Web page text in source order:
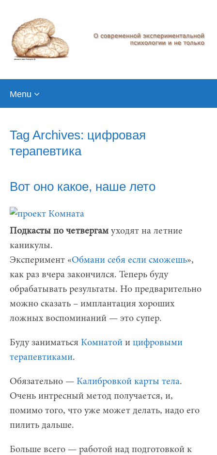
Menu
Tag Archives: цифровая
терапевтика
Вот оно какое, наше лето
Подкасты по четвергам уходят на летние
каникулы.
Эксперимент «Обмани себя если сможешь»,
как раз вчера закончился. Теперь буду
обрабатывать результаты. Но предварительно
можно сказать – имплантация хороших
ложных воспоминаний — это супер.
Буду заниматься Комнатой и цифровыми
терапевтиками.
Обязательно — Калибровкой карты тела.
Очень интресный метод получается, и,
помимо того, что уже может делать, надо его
пилить дальше.
Больше всего — работой над подготовкой к